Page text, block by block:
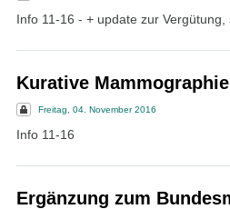
Info 11-16 - + update zur Vergütung,
Kurative
Freitag, 04. November 2016
Info 11-16
Ergänzung zum